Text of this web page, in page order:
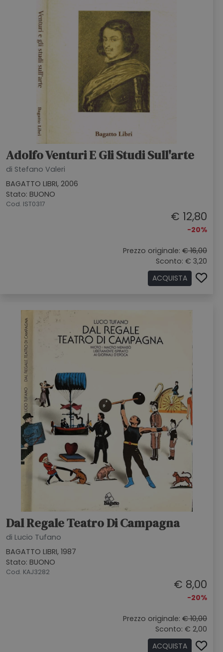
Adolfo Venturi E Gli Studi Sull'arte
di Stefano Valeri
BAGATTO LIBRI, 2006
Stato: BUONO
Cod. IST0317
€ 12,80
-20%
Prezzo originale: € 16,00
Sconto: € 3,20
ACQUISTA
Dal Regale Teatro Di Campagna
di Lucio Tufano
BAGATTO LIBRI, 1987
Stato: BUONO
Cod. KAJ3282
€ 8,00
-20%
Prezzo originale: € 10,00
Sconto: € 2,00
ACQUISTA